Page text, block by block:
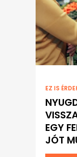
EZ IS
EGY
JÓT